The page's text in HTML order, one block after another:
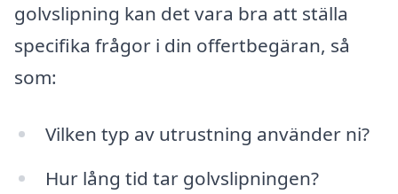
golvslipning kan det vara bra att ställa
specifika frågor i din offertbegäran, så
som:
Vilken typ av utrustning använder ni?
Hur lång tid tar golvslipningen?